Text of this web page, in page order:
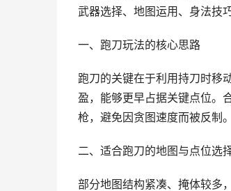
武器选择、地图运用、身法技
一、跑刀玩法的核心思路
跑刀的关键在于利用持刀时移
盈，能够更早占据关键点位。
枪，避免因贪图速度而被反制
二、适合跑刀的地图与点位选
部分地图结构紧凑、掩体较多